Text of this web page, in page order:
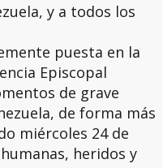
y a todos los
puesta en la
Episcopal
de grave
de forma más
miércoles 24 de
heridos y